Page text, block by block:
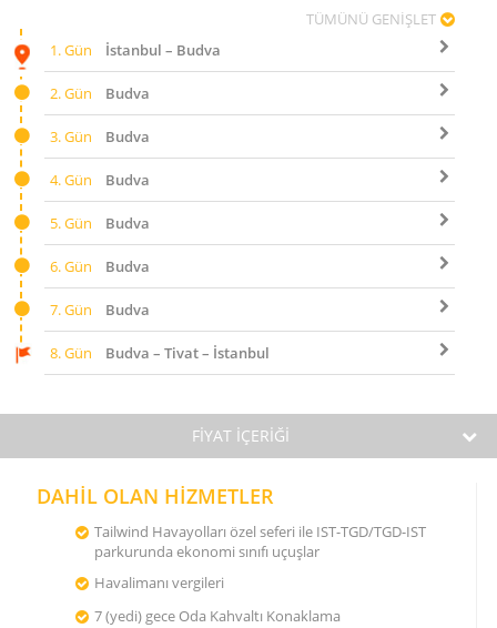
TÜMÜNÜ GENİŞLET
1. Gün
İstanbul – Budva
2. Gün Budva
3. Gün Budva
4. Gün Budva
5. Gün Budva
6. Gün Budva
7. Gün Budva
8. Gün Budva – Tivat – İstanbul
FİYAT İÇERİĞİ
DAHİL OLAN HİZMETLER
Tailwind Havayolları özel seferi ile IST-TGD/TGD-IST
parkurunda ekonomi sınıfı uçuşlar
Havalimanı vergileri
7 (yedi) gece Oda Kahvaltı Konaklama